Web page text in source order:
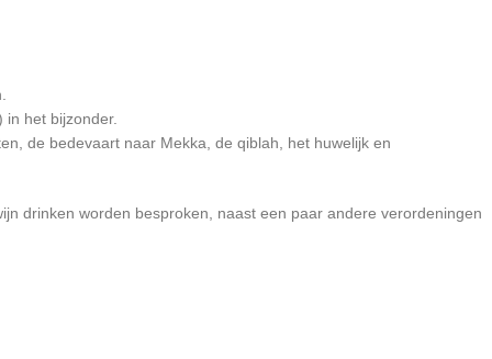
het bijzonder.
de bedevaart naar Mekka, de qiblah, het huwelijk en
drinken worden besproken, naast een paar andere verordeningen